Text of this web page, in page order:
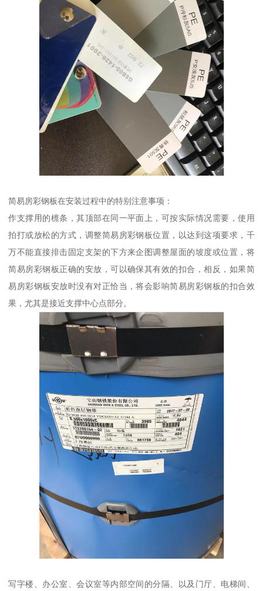
简易房彩钢板在安装过程中的特别注意事项：
作支撑用的檩条，其顶部在同一平面上，可按实际情况需要，使用
拍打或放松的方式，调整简易房彩钢板位置，以达到这项要求，千
万不能直接排击固定支架的下方来企图调整屋面的坡度或位置，将
简易房彩钢板正确的安放，可以确保其有效的扣合，相反，如果简
易房彩钢板安放时没有对正恰当，将会影响简易房彩钢板的扣合效
果，尤其是接近支撑中心点部分。
写字楼、办公室、会议室等内部空间的分隔、以及门厅、电梯间、